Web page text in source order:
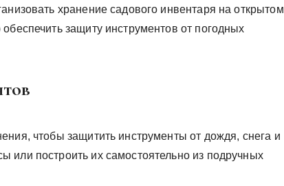
хранение садового инвентаря на открытом
защиту инструментов от погодных
чтобы защитить инструменты от дождя, снега и
или построить их самостоятельно из подручных